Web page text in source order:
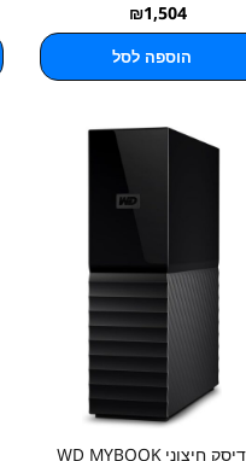
₪1,504
הוספה לסל
דיסק חיצוני WD MYBOOK